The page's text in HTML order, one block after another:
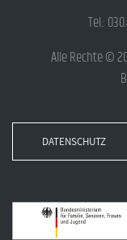
Tel.:
Alle Rechte ©
DATENSCHUTZ